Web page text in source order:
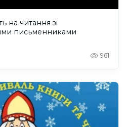
на читання зі
письменниками
961